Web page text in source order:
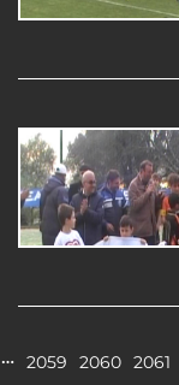
… 2059 2060 2061